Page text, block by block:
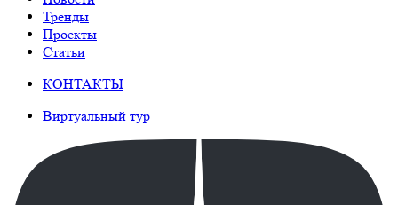
Тренды
Проекты
Статьи
КОНТАКТЫ
Виртуальный тур